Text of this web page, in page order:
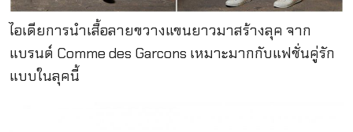
ไอเดียการนำเสื้อลายขวางแขนยาวมาสร้างลุค จาก
แบรนด์ Comme des Garcons เหมาะมากกับแฟชั่นคู่รัก
แบบในลุคนี้